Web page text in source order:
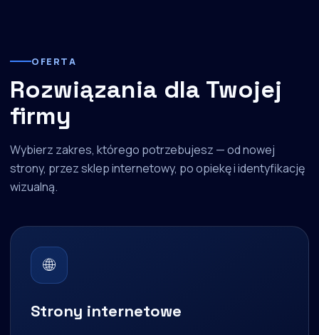
OFERTA
Rozwiązania dla Twojej
firmy
Wybierz zakres, którego potrzebujesz — od nowej
strony, przez sklep internetowy, po opiekę i identyfikację
wizualną.
🌐
Strony internetowe